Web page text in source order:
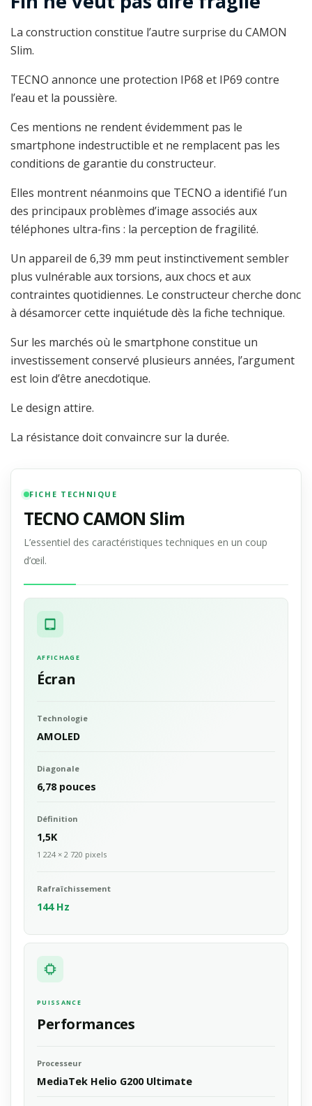
La construction constitue l’autre surprise du CAMON
Slim.
TECNO annonce une protection IP68 et IP69 contre
l’eau et la poussière.
Ces mentions ne rendent évidemment pas le
smartphone indestructible et ne remplacent pas les
conditions de garantie du constructeur.
Elles montrent néanmoins que TECNO a identifié l’un
des principaux problèmes d’image associés aux
téléphones ultra-fins : la perception de fragilité.
Un appareil de 6,39 mm peut instinctivement sembler
plus vulnérable aux torsions, aux chocs et aux
contraintes quotidiennes. Le constructeur cherche donc
à désamorcer cette inquiétude dès la fiche technique.
Sur les marchés où le smartphone constitue un
investissement conservé plusieurs années, l’argument
est loin d’être anecdotique.
Le design attire.
La résistance doit convaincre sur la durée.
FICHE TECHNIQUE
TECNO CAMON Slim
L’essentiel des caractéristiques techniques en un coup
d’œil.
AFFICHAGE
Écran
Technologie
AMOLED
Diagonale
6,78 pouces
Définition
1,5K
1 224 × 2 720 pixels
Rafraîchissement
144 Hz
PUISSANCE
Performances
Processeur
MediaTek Helio G200 Ultimate